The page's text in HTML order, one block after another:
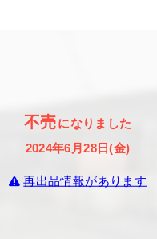
不売になりました
2024年6月28日(金)
再出品情報があります